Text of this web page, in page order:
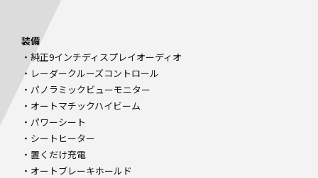
装備
・純正9インチディスプレイオーディオ
・レーダークルーズコントロール
・パノラミックビューモニター
・オートマチックハイビーム
・パワーシート
・シートヒーター
・置くだけ充電
・オートブレーキホールド